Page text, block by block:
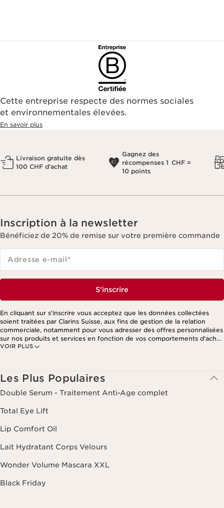
Cette entreprise respecte des normes sociales
et environnementales élevées.
En savoir plus
Livraison gratuite dès
100 CHF d’achat
Gagnez des
récompenses 1 CHF =
10 points
Inscription à la newsletter
Bénéficiez de 20% de remise sur votre première commande
Adresse e-mail*
S'inscrire
VOIR PLUS
En cliquant sur s'inscrire vous acceptez que les données collectées
soient traitées par Clarins Suisse, aux fins de gestion de la relation
commerciale, notamment pour vous adresser des offres personnalisées
sur nos produits et services en fonction de vos comportements d'achat,
de vos habitudes et/ou de vos centres d'intérêts, y compris par
cliquant sur le lien de désinscription présent dans chaque newsletter.
Ces informations sont traitées par Clarins et ses prestataires pour le
traitement de votre commande, à des fins de gestion de la relation
client. Notamment pour vous proposer des offres personnalisées et/ou
pour gérer votre adhésion à notre Programme de fidélité et créer votre
programme beauté personnalisé. Les données sont conservées
dernier contact. Vous disposez d'un droit d'accès, de rectification, de
que d'un droit d'opposition et de limitation de leur traitement. Vous
veuillez consulter notre politique de confidentialité
Les Plus Populaires
Double Serum - Traitement Anti-Age complet
Total Eye Lift
Lip Comfort Oil
Lait Hydratant Corps Velours
Wonder Volume Mascara XXL
Black Friday